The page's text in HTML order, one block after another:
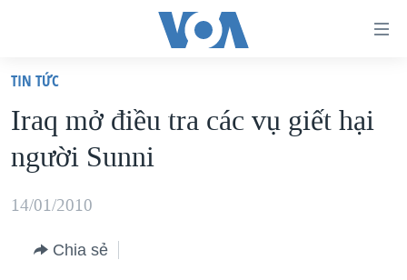
truy
cập
Tới
dung
chính
VIỆT NAM
HOA KỲ
BIỂN ĐÔNG
BLOG
TIN TỨC
Iraq mở điều tra các vụ giết hại
người Sunni
14/01/2010
Chia sẻ